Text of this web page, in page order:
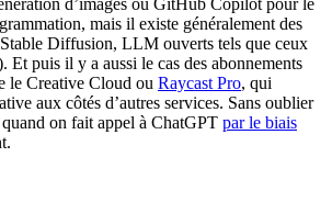
mais il existe généralement des
Diffusion, LLM ouverts tels que ceux
puis il y a aussi le cas des abonnements
le Creative Cloud ou Raycast Pro, qui
aux côtés d’autres services. Sans oublier
on fait appel à ChatGPT par le biais